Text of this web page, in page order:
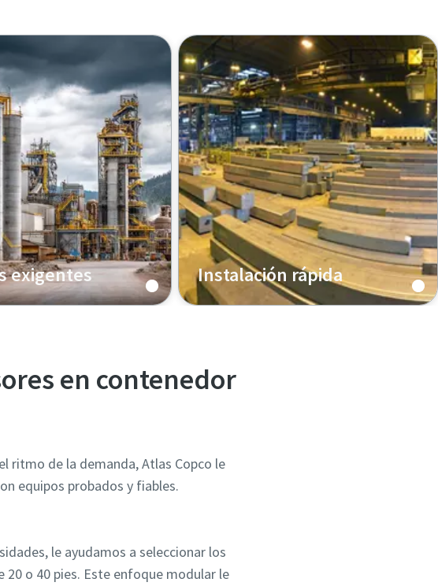
exigentes Instalación rápida
en contenedor
ritmo de la demanda, Atlas Copco le
equipos probados y fiables.
le ayudamos a seleccionar los
o 40 pies. Este enfoque modular le